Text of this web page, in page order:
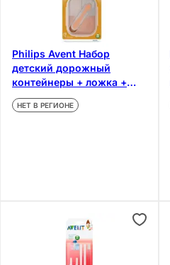
Philips Avent Набор
детский дорожный
контейнеры + ложка +
подставка
НЕТ В РЕГИОНЕ